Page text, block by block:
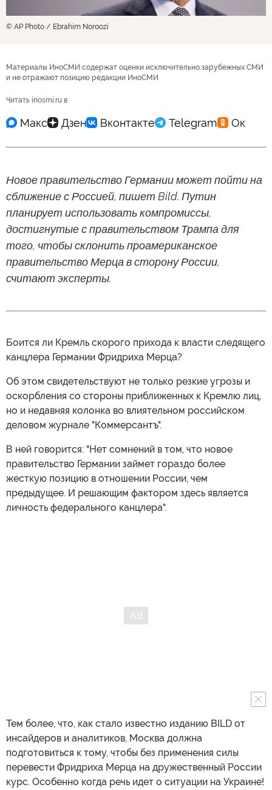
© AP Photo / Ebrahim Noroozi
Материалы ИноСМИ содержат оценки исключительно зарубежных СМИ
и не отражают позицию редакции ИноСМИ
Читать inosmi.ru в
Новое правительство Германии может пойти на
сближение с Россией, пишет Bild. Путин
планирует использовать компромиссы,
достигнутые с правительством Трампа для
того, чтобы склонить проамериканское
правительство Мерца в сторону России,
считают эксперты.
Боится ли Кремль скорого прихода к власти следящего
канцлера Германии Фридриха Мерца?
Об этом свидетельствуют не только резкие угрозы и
оскорбления со стороны приближенных к Кремлю лиц,
но и недавняя колонка во влиятельном российском
деловом журнале "Коммерсантъ".
В ней говорится: "Нет сомнений в том, что новое
правительство Германии займет гораздо более
жесткую позицию в отношении России, чем
предыдущее. И решающим фактором здесь является
личность федерального канцлера".
Тем более, что, как стало известно изданию BILD от
инсайдеров и аналитиков, Москва должна
подготовиться к тому, чтобы без применения силы
перевести Фридриха Мерца на дружественный России
курс. Особенно когда речь идет о ситуации на Украине!